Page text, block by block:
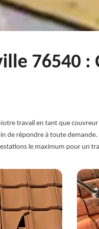
76540 :
travail en tant que
de répondre à toute
le maximum pour un